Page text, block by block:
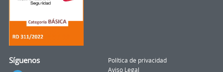
Síguenos
Política de privacidad
Aviso Legal